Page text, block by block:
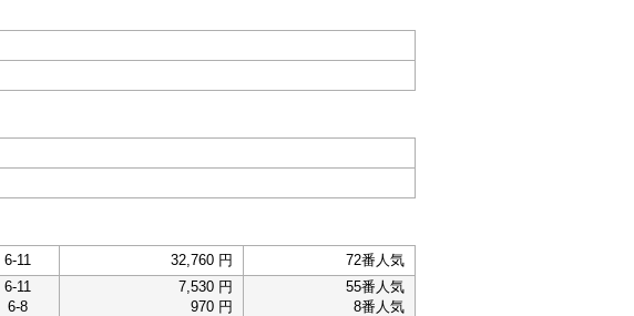
6-11 32,760 円 72番人気
6-11
6-8
7,530 円
970 円
55番人気
8番人気